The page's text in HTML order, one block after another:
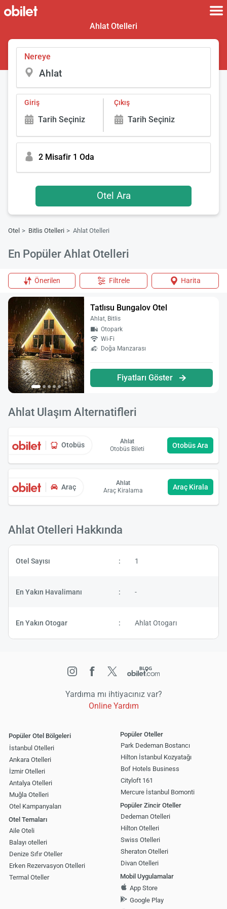
Ahlat Otelleri
Nereye
Giriş
Tarih Seçiniz
Çıkış
Tarih Seçiniz
2 Misafir 1 Oda
Otel Ara
Otel Bitlis Otelleri Ahlat Otelleri
En Popüler Ahlat Otelleri
Önerilen Filtrele Harita
Tatlısu Bungalov Otel
Ahlat, Bitlis
Otopark
Wi-Fi
Doğa Manzarası
Fiyatları Göster
Ahlat Ulaşım Alternatifleri
Otobüs
Ahlat
Otobüs Bileti
Otobüs Ara
Araç
Ahlat
Araç Kiralama
Araç Kirala
Ahlat Otelleri Hakkında
Otel Sayısı 1
En Yakın Havalimanı -
En Yakın Otogar Ahlat Otogarı
Yardıma mı ihtiyacınız var?
Online Yardım
Popüler Otel Bölgeleri
İstanbul Otelleri
Ankara Otelleri
İzmir Otelleri
Antalya Otelleri
Muğla Otelleri
Otel Kampanyaları
Otel Temaları
Aile Oteli
Balayı otelleri
Denize Sıfır Oteller
Erken Rezervasyon Otelleri
Termal Oteller
Popüler Oteller
Park Dedeman Bostancı
Hilton İstanbul Kozyatağı
Bof Hotels Business
Cityloft 161
Mercure İstanbul Bomonti
Popüler Zincir Oteller
Dedeman Otelleri
Hilton Otelleri
Swiss Otelleri
Sheraton Otelleri
Divan Otelleri
Mobil Uygulamalar
App Store
Google Play